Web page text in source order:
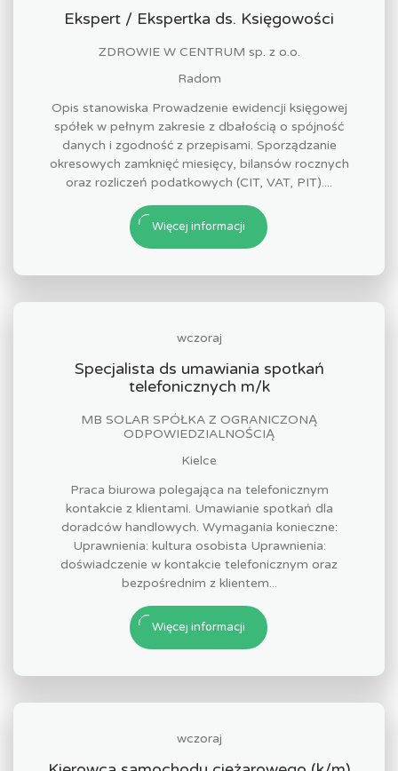
Ekspert / Ekspertka ds. Księgowości
ZDROWIE W CENTRUM sp. z o.o.
Radom
Opis stanowiska Prowadzenie ewidencji księgowej
spółek w pełnym zakresie z dbałością o spójność
danych i zgodność z przepisami. Sporządzanie
okresowych zamknięć miesięcy, bilansów rocznych
oraz rozliczeń podatkowych (CIT, VAT, PIT)....
Więcej informacji
wczoraj
Specjalista ds umawiania spotkań
telefonicznych m/k
MB SOLAR SPÓŁKA Z OGRANICZONĄ
ODPOWIEDZIALNOŚCIĄ
Kielce
Praca biurowa polegająca na telefonicznym
kontakcie z klientami. Umawianie spotkań dla
doradców handlowych. Wymagania konieczne:
Uprawnienia: kultura osobista Uprawnienia:
doświadczenie w kontakcie telefonicznym oraz
bezpośrednim z klientem...
Więcej informacji
wczoraj